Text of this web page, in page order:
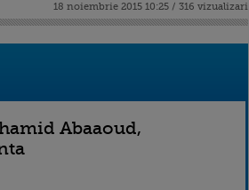
18 noiembrie 2015 10:25 / 316 vizualizari
Abaaoud,